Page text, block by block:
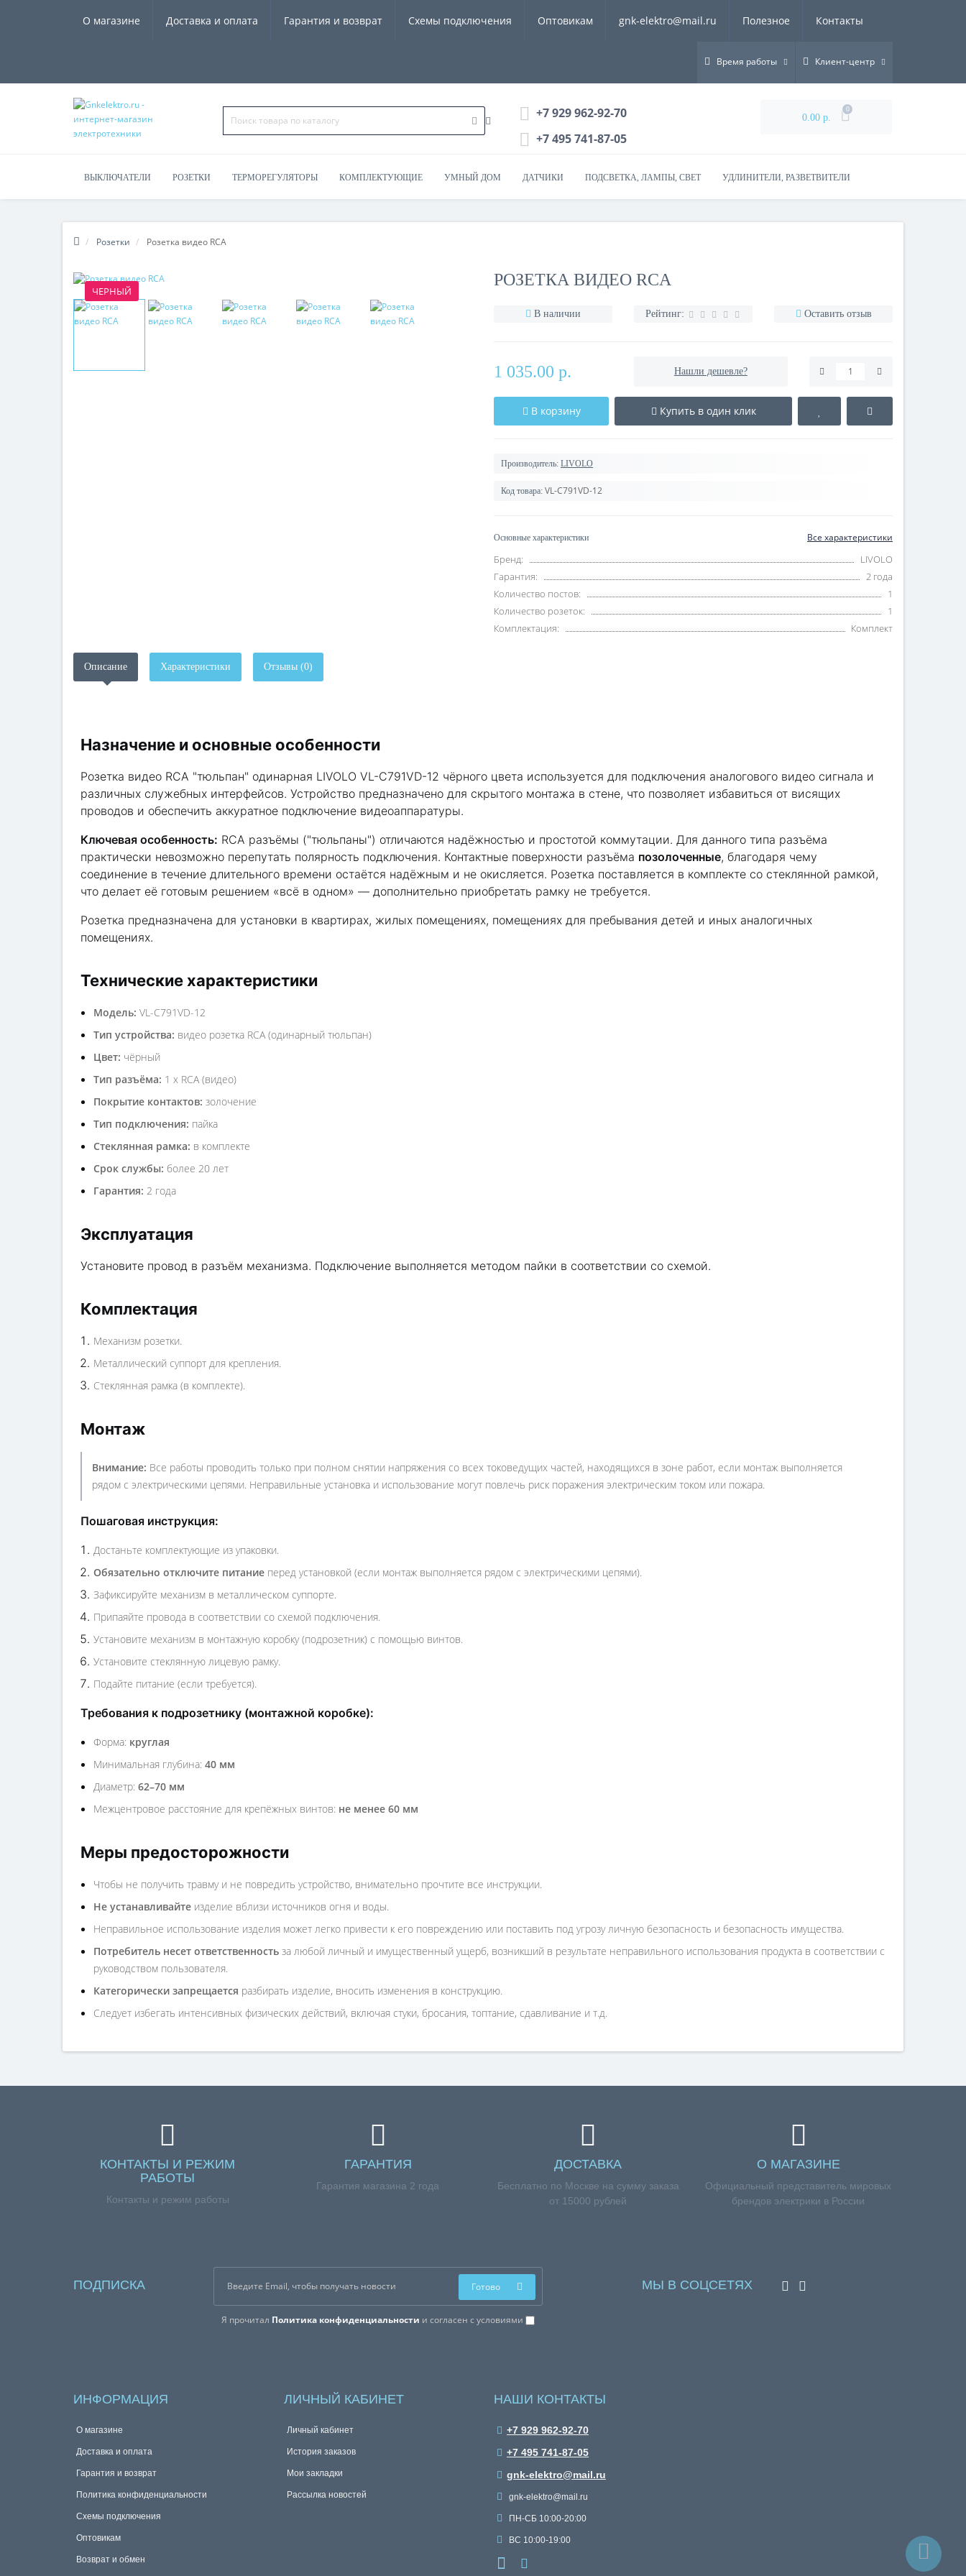
О магазине Доставка и оплата Гарантия и возврат Схемы подключения Оптовикам gnk-elektro@mail.ru Полезное Контакты
Время работы Клиент-центр
+7 929 962-92-70
+7 495 741-87-05
0.00 р.
0
ВЫКЛЮЧАТЕЛИ РОЗЕТКИ ТЕРМОРЕГУЛЯТОРЫ КОМПЛЕКТУЮЩИЕ УМНЫЙ ДОМ ДАТЧИКИ ПОДСВЕТКА, ЛАМПЫ, СВЕТ УДЛИНИТЕЛИ, РАЗВЕТВИТЕЛИ
ЧАСЫ, КОЛОНКИ
Розетки Розетка видео RCA
ЧЕРНЫЙ
РОЗЕТКА ВИДЕО RCA
В наличии Рейтинг: Оставить отзыв
1 035.00 р. Нашли дешевле?
В корзину Купить в один клик
Производитель: LIVOLO
Код товара: VL-C791VD-12
Основные характеристики Все характеристики
Бренд:
LIVOLO
Гарантия:
2 года
Количество постов:
1
Количество розеток:
1
Комплектация:
Комплект
Описание Характеристики Отзывы (0)
Назначение и основные особенности
Розетка видео RCA "тюльпан" одинарная LIVOLO VL-C791VD-12 чёрного цвета используется для подключения аналогового видео сигнала и
различных служебных интерфейсов. Устройство предназначено для скрытого монтажа в стене, что позволяет избавиться от висящих
проводов и обеспечить аккуратное подключение видеоаппаратуры.
Ключевая особенность: RCA разъёмы ("тюльпаны") отличаются надёжностью и простотой коммутации. Для данного типа разъёма
практически невозможно перепутать полярность подключения. Контактные поверхности разъёма позолоченные, благодаря чему
соединение в течение длительного времени остаётся надёжным и не окисляется. Розетка поставляется в комплекте со стеклянной рамкой,
что делает её готовым решением «всё в одном» — дополнительно приобретать рамку не требуется.
Розетка предназначена для установки в квартирах, жилых помещениях, помещениях для пребывания детей и иных аналогичных
помещениях.
Технические характеристики
Модель: VL-C791VD-12
Тип устройства: видео розетка RCA (одинарный тюльпан)
Цвет: чёрный
Тип разъёма: 1 х RCA (видео)
Покрытие контактов: золочение
Тип подключения: пайка
Стеклянная рамка: в комплекте
Срок службы: более 20 лет
Гарантия: 2 года
Эксплуатация
Установите провод в разъём механизма. Подключение выполняется методом пайки в соответствии со схемой.
Комплектация
Механизм розетки.
Металлический суппорт для крепления.
Стеклянная рамка (в комплекте).
Монтаж
Внимание: Все работы проводить только при полном снятии напряжения со всех токоведущих частей, находящихся в зоне работ, если монтаж выполняется
рядом с электрическими цепями. Неправильные установка и использование могут повлечь риск поражения электрическим током или пожара.
Пошаговая инструкция:
Достаньте комплектующие из упаковки.
Обязательно отключите питание перед установкой (если монтаж выполняется рядом с электрическими цепями).
Зафиксируйте механизм в металлическом суппорте.
Припаяйте провода в соответствии со схемой подключения.
Установите механизм в монтажную коробку (подрозетник) с помощью винтов.
Установите стеклянную лицевую рамку.
Подайте питание (если требуется).
Требования к подрозетнику (монтажной коробке):
Форма: круглая
Минимальная глубина: 40 мм
Диаметр: 62–70 мм
Межцентровое расстояние для крепёжных винтов: не менее 60 мм
Меры предосторожности
Чтобы не получить травму и не повредить устройство, внимательно прочтите все инструкции.
Не устанавливайте изделие вблизи источников огня и воды.
Неправильное использование изделия может легко привести к его повреждению или поставить под угрозу личную безопасность и безопасность имущества.
Потребитель несет ответственность за любой личный и имущественный ущерб, возникший в результате неправильного использования продукта в соответствии с
руководством пользователя.
Категорически запрещается разбирать изделие, вносить изменения в конструкцию.
Следует избегать интенсивных физических действий, включая стуки, бросания, топтание, сдавливание и т.д.
КОНТАКТЫ И РЕЖИМ
РАБОТЫ
Контакты и режим работы
ГАРАНТИЯ
Гарантия магазина 2 года
ДОСТАВКА
Бесплатно по Москве на сумму заказа
от 15000 рублей
О МАГАЗИНЕ
Официальный представитель мировых
брендов электрики в России
ПОДПИСКА
Я прочитал Политика конфиденциальности и согласен с условиями
Готово МЫ В СОЦСЕТЯХ
ИНФОРМАЦИЯ
О магазине
Доставка и оплата
Гарантия и возврат
Политика конфиденциальности
Схемы подключения
Оптовикам
Возврат и обмен
ЛИЧНЫЙ КАБИНЕТ
Личный кабинет
История заказов
Мои закладки
Рассылка новостей
НАШИ КОНТАКТЫ
+7 929 962-92-70
+7 495 741-87-05
gnk-elektro@mail.ru
gnk-elektro@mail.ru
ПН-СБ 10:00-20:00
ВС 10:00-19:00